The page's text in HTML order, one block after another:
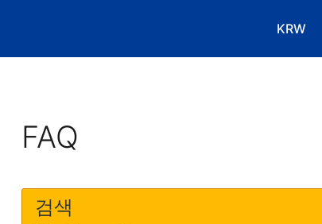
KRW
통화
FAQ
검색